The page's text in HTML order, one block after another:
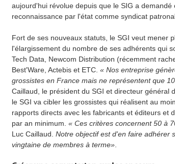
aujourd'hui révolue depuis que le SIG a demandé
reconnaissance par l'état comme syndicat
Fort de ses nouveaux statuts, le SGI veut mener
l'élargissement du nombre de ses adhérents qui
Tech Data, Newcom Distribution (récemment
Best'Ware, Actebis et ETC. « Nos entreprise
grossistes en France mais ne représentent que
Caillaud, le président du SGI et directeur général
le SGI va cibler les grossistes qui réalisent au
rapports directs avec les fabricants et éditeurs et
par an minimum. « Ces critères concernent 50 à
Luc Caillaud. Notre objectif est d'en faire adhérer
vingtaine de membres à terme»